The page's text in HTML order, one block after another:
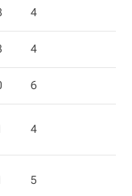
4
4
6
4
5